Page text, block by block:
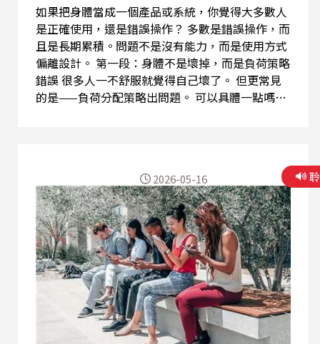
如果把身體當成一個產品或系統，你覺得大多數人
是正確使用，還是錯誤操作？ 多數是錯誤操作，而
且是長期累積。問題不是沒有能力，而是使用方式
偏離設計。 第一段：身體不是壞掉，而是負荷策略
錯誤 很多人一不舒服就覺得自己壞了。 但更常見
的是——負荷分配策略出問題。 可以具體一點嗎？
體的三大系統 如果用工程角度看人體？三個系統：
結構（骨骼與關節）動力（肌肉）控制（神經系
統） 多數人忽略哪一塊？控制系統。 會造成什麼
結果？有力量，但無法有效協調 動作效率低，代償
增加 怎麼改善？ 增加控制型訓練： 慢速動作、單
側訓練、平衡與穩定訓練 第三段：有能力，不代表
會用 為什麼有運動的人還是會痛？ 因為能力沒有
轉移到日常動作。 怎麼讓它轉移？ 原則是「動作
一致性」： 訓練的動作模式，要出現在生活中 例
2026-05-16